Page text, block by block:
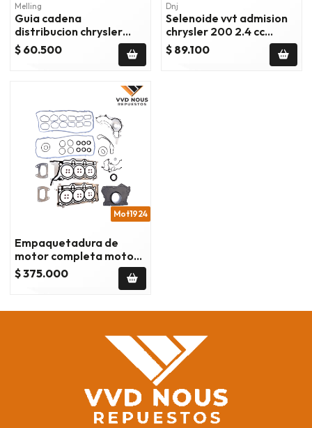
Melling
Guia cadena
distribucion chrysler
200 2.4 cc 2011/2014
$ 60.500
Dnj
Selenoide vvt admision
chrysler 200 2.4 cc
2011/2014
$ 89.100
Mot1924
Empaquetadura de
motor completa motor
3.6 2011 en adel
$ 375.000